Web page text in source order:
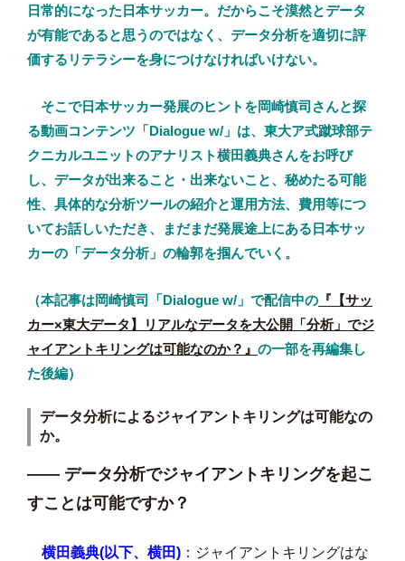
日常的になった日本サッカー。だからこそ漠然とデータ
が有能であると思うのではなく、データ分析を適切に評
価するリテラシーを身につけなければいけない。
そこで日本サッカー発展のヒントを岡崎慎司さんと探
る動画コンテンツ「Dialogue w/」は、東大ア式蹴球部テ
クニカルユニットのアナリスト横田義典さんをお呼び
し、データが出来ること・出来ないこと、秘めたる可能
性、具体的な分析ツールの紹介と運用方法、費用等につ
いてお話しいただき、まだまだ発展途上にある日本サッ
カーの「データ分析」の輪郭を掴んでいく。
（本記事は岡崎慎司「Dialogue w/」で配信中の 『【サッ
カー×東大データ】リアルなデータを大公開「分析」でジ
ャイアントキリングは可能なのか？』 の一部を再編集し
た後編）
データ分析によるジャイアントキリングは可能なの
か。
—— データ分析でジャイアントキリングを起こ
すことは可能ですか？
横田義典(以下、横田) ：ジャイアントキリングはな